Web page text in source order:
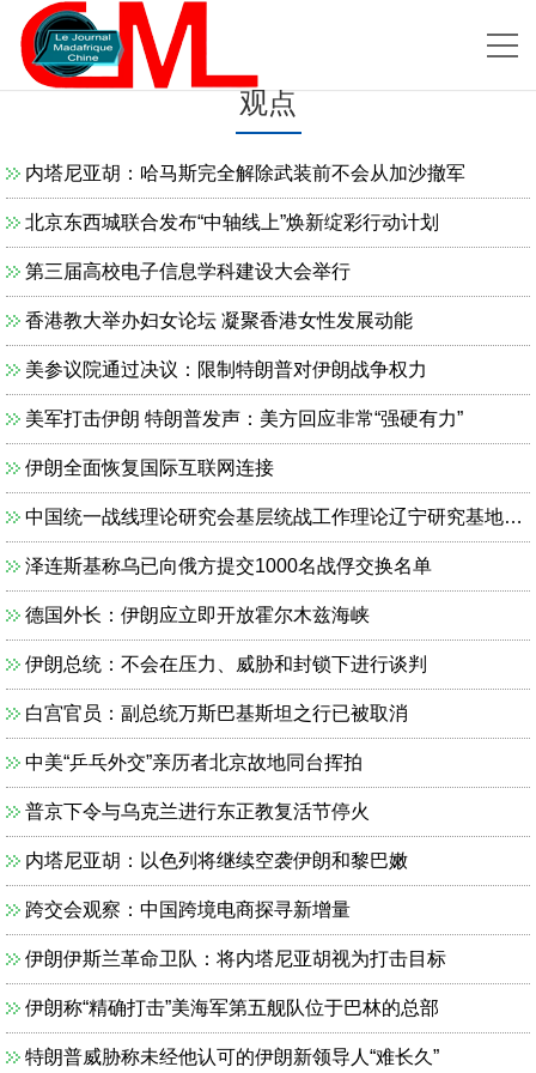
观点
内塔尼亚胡：哈马斯完全解除武装前不会从加沙撤军
北京东西城联合发布“中轴线上”焕新绽彩行动计划
第三届高校电子信息学科建设大会举行
香港教大举办妇女论坛 凝聚香港女性发展动能
美参议院通过决议：限制特朗普对伊朗战争权力
美军打击伊朗 特朗普发声：美方回应非常“强硬有力”
伊朗全面恢复国际互联网连接
中国统一战线理论研究会基层统战工作理论辽宁研究基地召开工作会议
泽连斯基称乌已向俄方提交1000名战俘交换名单
德国外长：伊朗应立即开放霍尔木兹海峡
伊朗总统：不会在压力、威胁和封锁下进行谈判
白宫官员：副总统万斯巴基斯坦之行已被取消
中美“乒乓外交”亲历者北京故地同台挥拍
普京下令与乌克兰进行东正教复活节停火
内塔尼亚胡：以色列将继续空袭伊朗和黎巴嫩
跨交会观察：中国跨境电商探寻新增量
伊朗伊斯兰革命卫队：将内塔尼亚胡视为打击目标
伊朗称“精确打击”美海军第五舰队位于巴林的总部
特朗普威胁称未经他认可的伊朗新领导人“难长久”